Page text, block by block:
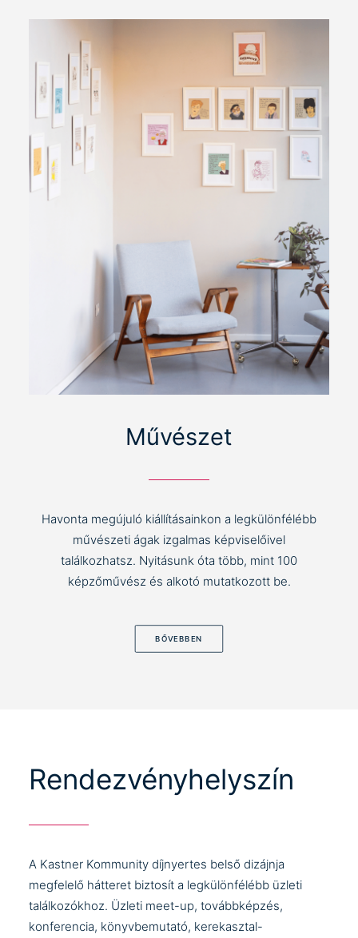
Művészet
Havonta megújuló kiállításainkon a legkülönfélébb
művészeti ágak izgalmas képviselőivel
találkozhatsz. Nyitásunk óta több, mint 100
képzőművész és alkotó mutatkozott be.
BŐVEBBEN
Rendezvényhelyszín
A Kastner Kommunity díjnyertes belső dizájnja
megfelelő hátteret biztosít a legkülönfélébb üzleti
találkozókhoz. Üzleti meet-up, továbbképzés,
konferencia, könyvbemutató, kerekasztal-